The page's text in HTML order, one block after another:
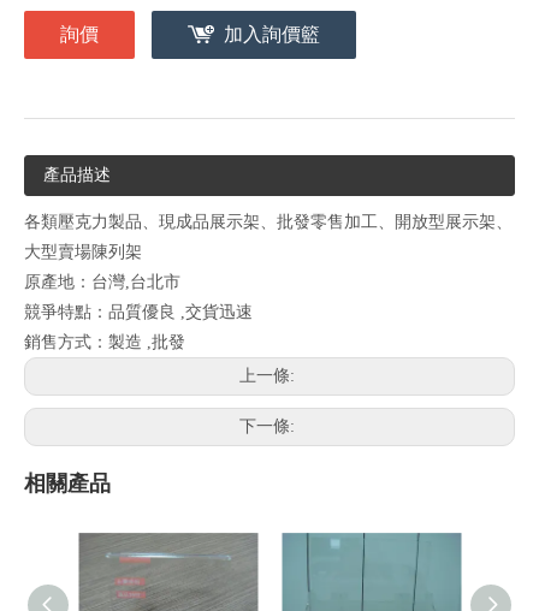
詢價 加入詢價籃
產品描述
各類壓克力製品、現成品展示架、批發零售加工、開放型展示架、
大型賣場陳列架
原產地：台灣,台北市
競爭特點：品質優良 ,交貨迅速
銷售方式：製造 ,批發
上一條:
下一條:
相關產品